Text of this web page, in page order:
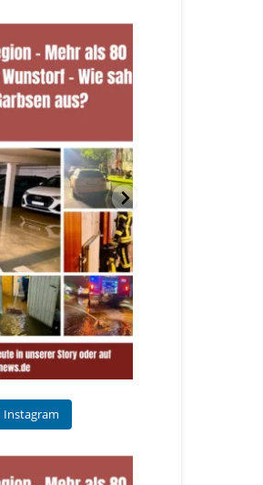
Instagram